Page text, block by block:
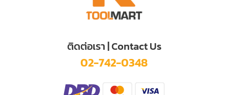
ติดต่อเรา | Contact Us
02-742-0348